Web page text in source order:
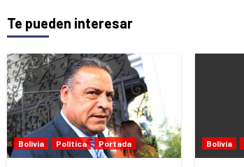
Te pueden interesar
Bolivia Política Portada Bolivia